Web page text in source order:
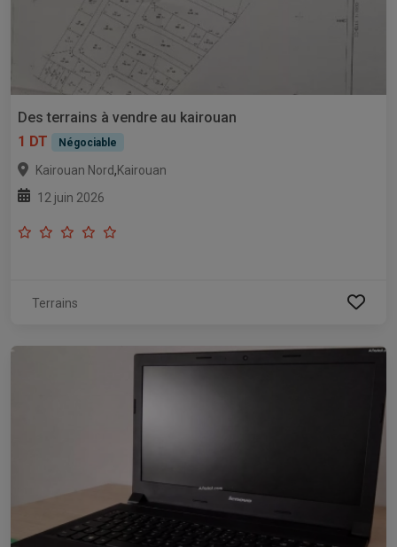
Des terrains à vendre au kairouan
1 DT
Négociable
Kairouan Nord,Kairouan
12 juin 2026
Terrains